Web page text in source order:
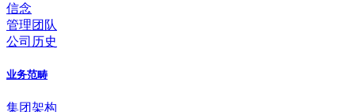
信念
管理团队
公司历史
业务范畴
集团架构